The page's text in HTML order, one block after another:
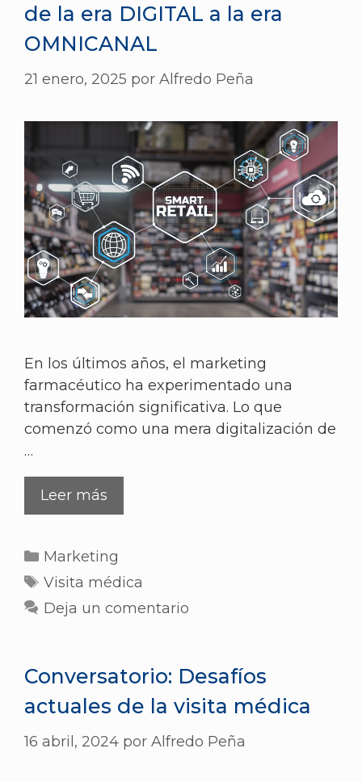
de la era DIGITAL a la era
OMNICANAL
21 enero, 2025 por Alfredo Peña
En los últimos años, el marketing
farmacéutico ha experimentado una
transformación significativa. Lo que
comenzó como una mera digitalización de
…
Leer más
Marketing
Visita médica
Deja un comentario
Conversatorio: Desafíos
actuales de la visita médica
16 abril, 2024 por Alfredo Peña